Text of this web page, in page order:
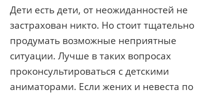
Дети есть дети, от неожиданностей не
застрахован никто. Но стоит тщательно
продумать возможные неприятные
ситуации. Лучше в таких вопросах
проконсультироваться с детскими
аниматорами. Если жених и невеста по